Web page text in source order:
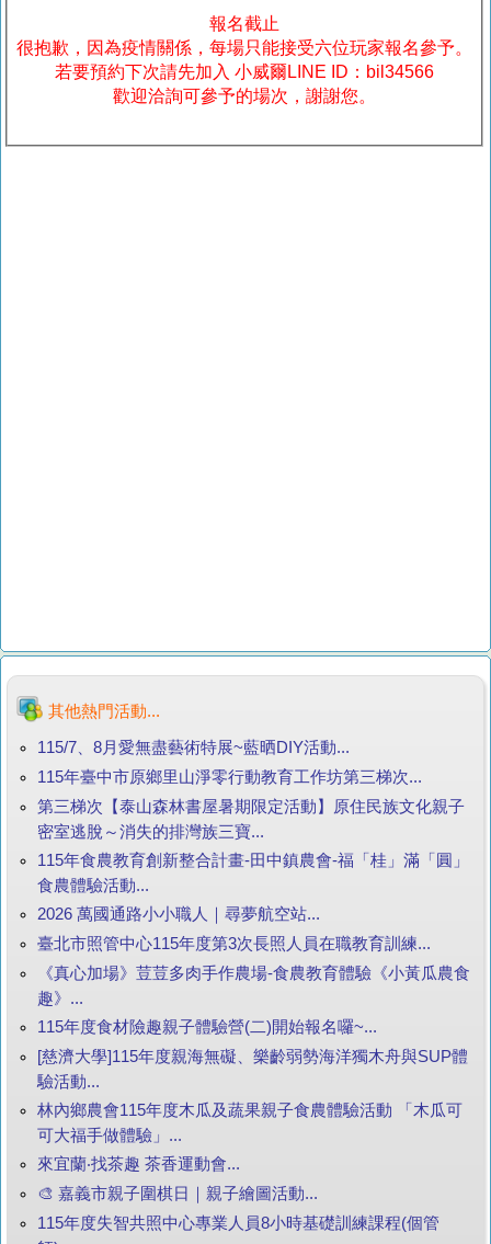
報名截止
很抱歉，因為疫情關係，每場只能接受六位玩家報名參予。
若要預約下次請先加入 小威爾LINE ID：bil34566
歡迎洽詢可參予的場次，謝謝您。
其他熱門活動...
115/7、8月愛無盡藝術特展~藍晒DIY活動...
115年臺中市原鄉里山淨零行動教育工作坊第三梯次...
第三梯次【泰山森林書屋暑期限定活動】原住民族文化親子
密室逃脫～消失的排灣族三寶...
115年食農教育創新整合計畫-田中鎮農會-福「桂」滿「圓」
食農體驗活動...
2026 萬國通路小小職人｜尋夢航空站...
臺北市照管中心115年度第3次長照人員在職教育訓練...
《真心加場》荳荳多肉手作農場-食農教育體驗《小黃瓜農食
趣》...
115年度食材險趣親子體驗營(二)開始報名囉~...
[慈濟大學]115年度親海無礙、樂齡弱勢海洋獨木舟與SUP體
驗活動...
林內鄉農會115年度木瓜及蔬果親子食農體驗活動 「木瓜可
可大福手做體驗」...
來宜蘭‧找茶趣 茶香運動會...
🎨 嘉義市親子圍棋日｜親子繪圖活動...
115年度失智共照中心專業人員8小時基礎訓練課程(個管